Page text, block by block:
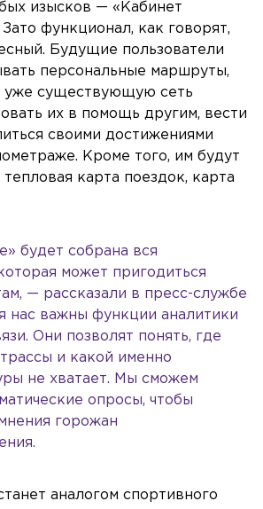
изысков — «Кабинет
функционал, как говорят,
Будущие пользователи
персональные маршруты,
уже существующую сеть
их в помощь другим, вести
своими достижениями
Кроме того, им будут
карта поездок, карта
будет собрана вся
может пригодиться
— рассказали в пресс-службе
нас важны функции аналитики
Они позволят понять, где
и какой именно
не хватает. Мы сможем
опросы, чтобы
горожан
аналогом спортивного